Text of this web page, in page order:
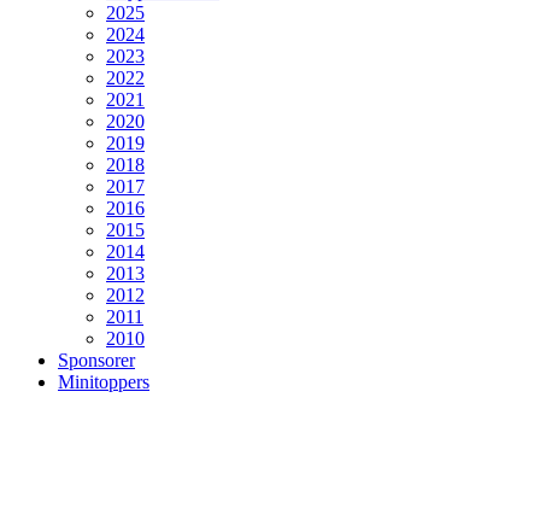
2025
2024
2023
2022
2021
2020
2019
2018
2017
2016
2015
2014
2013
2012
2011
2010
Sponsorer
Minitoppers